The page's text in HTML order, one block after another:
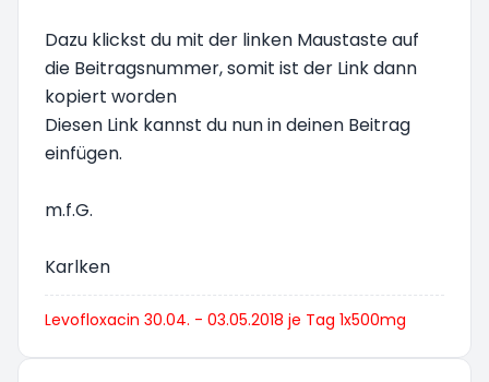
Dazu klickst du mit der linken Maustaste auf
die Beitragsnummer, somit ist der Link dann
kopiert worden
Diesen Link kannst du nun in deinen Beitrag
einfügen.
m.f.G.
Karlken
Levofloxacin 30.04. - 03.05.2018 je Tag 1x500mg